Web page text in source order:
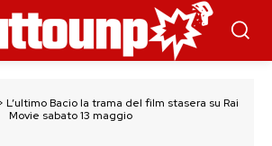
L’ultimo Bacio la trama del film stasera su Rai
Movie sabato 13 maggio